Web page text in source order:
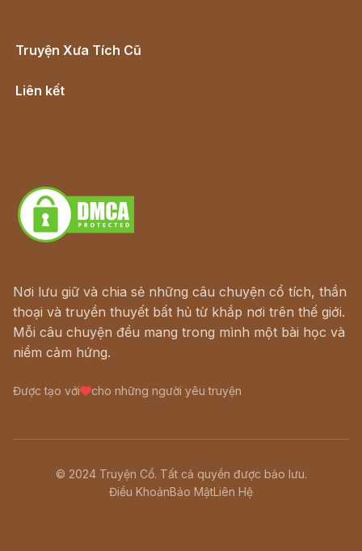
Truyện Xưa Tích Cũ
Liên kết
Nơi lưu giữ và chia sẻ những câu chuyện cổ tích, thần
thoại và truyền thuyết bất hủ từ khắp nơi trên thế giới.
Mỗi câu chuyện đều mang trong mình một bài học và
niềm cảm hứng.
Được tạo với cho những người yêu truyện
© 2024 Truyện Cổ. Tất cả quyền được bảo lưu.
Điều KhoảnBảo MậtLiên Hệ